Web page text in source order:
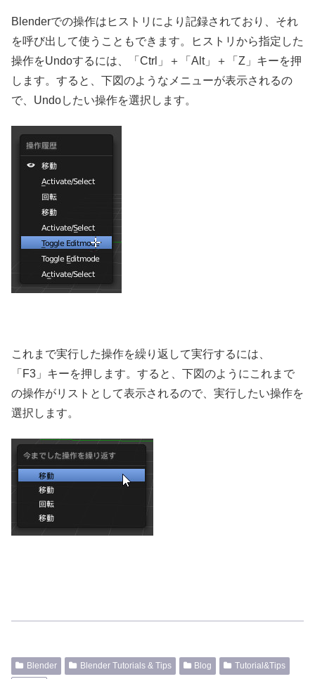
Blenderでの操作はヒストリにより記録されており、それ
を呼び出して使うこともできます。ヒストリから指定した
操作をUndoするには、「Ctrl」＋「Alt」＋「Z」キーを押
します。すると、下図のようなメニューが表示されるの
で、Undoしたい操作を選択します。
これまで実行した操作を繰り返して実行するには、
「F3」キーを押します。すると、下図のようにこれまで
の操作がリストとして表示されるので、実行したい操作を
選択します。
Blender Blender Tutorials & Tips Blog
Tutorial&Tips